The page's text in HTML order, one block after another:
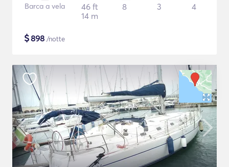
Barca a vela
46 ft
14 m
8 3 4
$898 /notte